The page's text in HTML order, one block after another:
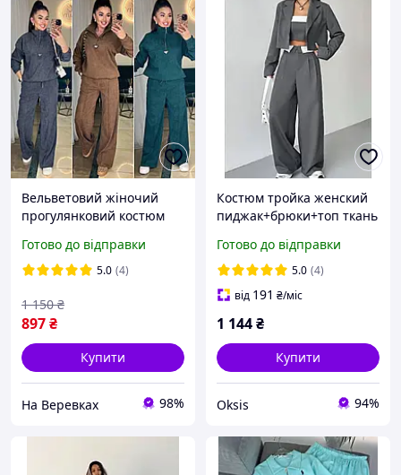
Вельветовий жіночий
прогулянковий костюм
сорочкою та брюками
палаццо мокко сірий
Готово до відправки
5.0 (4)
897₴
1 150 ₴
Купити
На Веревках 98%
Костюм тройка женский
пиджак+брюки+топ ткань
"VOLKOVA" RIN850-479
zam
Готово до відправки
5.0 (4)
від 191 ₴/міс
1 144₴
Купити
Oksis 94%